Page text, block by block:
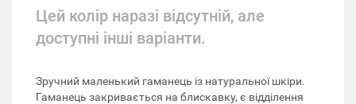
Цей колір наразі відсутній, але
доступні інші варіанти.
Зручний маленький гаманець із натуральної шкіри.
Гаманець закривається на блискавку, є відділення